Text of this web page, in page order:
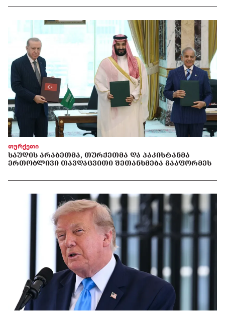
თურქეთი
ᲡᲐᲣᲓᲘᲡ ᲐᲠᲐᲑᲔᲗᲛᲐ, ᲗᲣᲠᲥᲔᲗᲛᲐ ᲓᲐ ᲞᲐᲙᲘᲡᲢᲐᲜᲛᲐ
ᲔᲠᲗᲝᲑᲚᲘᲕᲘ ᲗᲐᲕᲓᲐᲪᲕᲘᲗᲘ ᲨᲔᲗᲐᲜᲮᲛᲔᲑᲐ ᲒᲐᲐᲤᲝᲠᲛᲔᲡ